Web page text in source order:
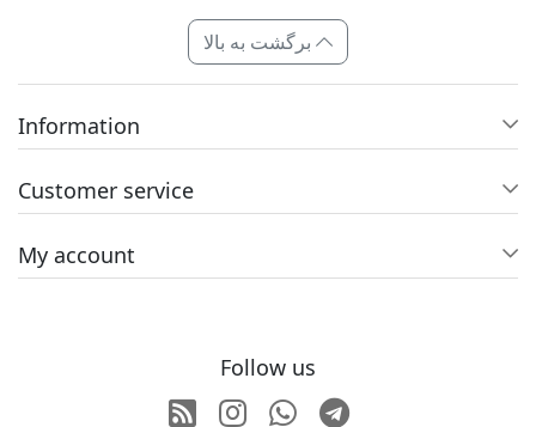
Information
Customer service
My account
Follow us
RSSInstagram
Whatsapp
Telegram